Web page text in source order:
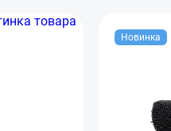
Новинка